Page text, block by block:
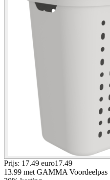
Prijs: 17.49 euro17.49
13.99 met GAMMA Voordeelpas